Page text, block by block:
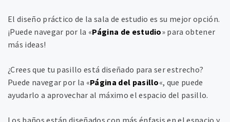
El diseño práctico de la sala de estudio es su mejor opción.
¡Puede navegar por la «Página de estudio» para obtener
más ideas!
¿Crees que tu pasillo está diseñado para ser estrecho?
Puede navegar por la «Página del pasillo«, que puede
ayudarlo a aprovechar al máximo el espacio del pasillo.